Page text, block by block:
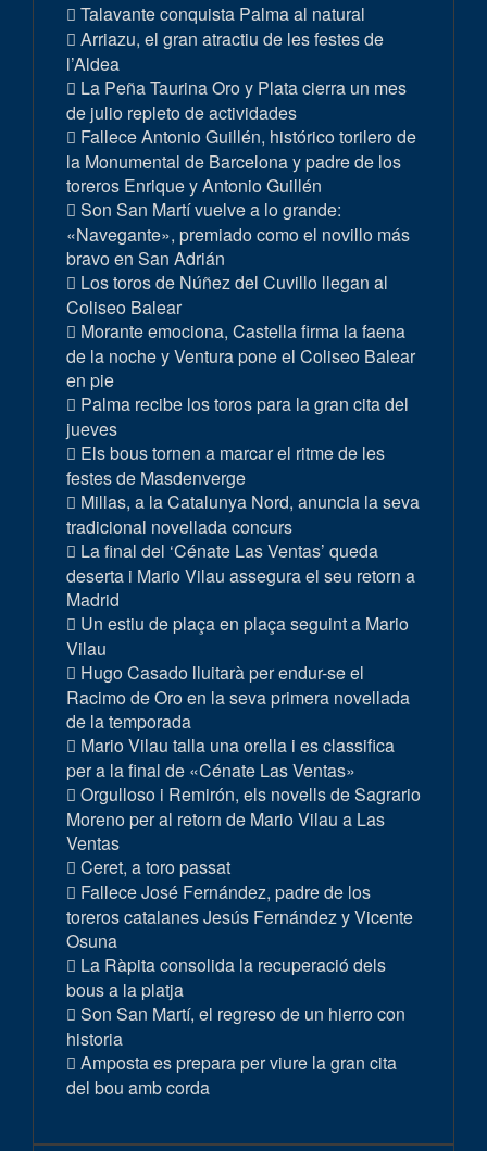
Talavante conquista Palma al natural
Arriazu, el gran atractiu de les festes de
l’Aldea
La Peña Taurina Oro y Plata cierra un mes
de julio repleto de actividades
Fallece Antonio Guillén, histórico torilero de
la Monumental de Barcelona y padre de los
toreros Enrique y Antonio Guillén
Son San Martí vuelve a lo grande:
«Navegante», premiado como el novillo más
bravo en San Adrián
Los toros de Núñez del Cuvillo llegan al
Coliseo Balear
Morante emociona, Castella firma la faena
de la noche y Ventura pone el Coliseo Balear
en pie
Palma recibe los toros para la gran cita del
jueves
Els bous tornen a marcar el ritme de les
festes de Masdenverge
Millas, a la Catalunya Nord, anuncia la seva
tradicional novellada concurs
La final del ‘Cénate Las Ventas’ queda
deserta i Mario Vilau assegura el seu retorn a
Madrid
Un estiu de plaça en plaça seguint a Mario
Vilau
Hugo Casado lluitarà per endur-se el
Racimo de Oro en la seva primera novellada
de la temporada
Mario Vilau talla una orella i es classifica
per a la final de «Cénate Las Ventas»
Orgulloso i Remirón, els novells de Sagrario
Moreno per al retorn de Mario Vilau a Las
Ventas
Ceret, a toro passat
Fallece José Fernández, padre de los
toreros catalanes Jesús Fernández y Vicente
Osuna
La Ràpita consolida la recuperació dels
bous a la platja
Son San Martí, el regreso de un hierro con
historia
Amposta es prepara per viure la gran cita
del bou amb corda